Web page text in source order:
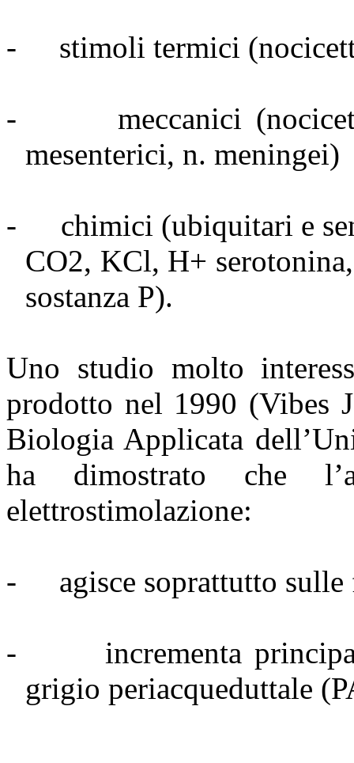
- stimoli termici
-
meccanici
mesenterici, n. meningei)
-
chimici (ubiquitari e
CO2, KCl, H+
sostanza P).
Uno studio molto
prodotto nel 1990 (Vibes
Biologia Applicata
ha dimostrato che
elettrostimolazione:
- agisce soprattutto
-
incrementa
grigio periacqueduttale